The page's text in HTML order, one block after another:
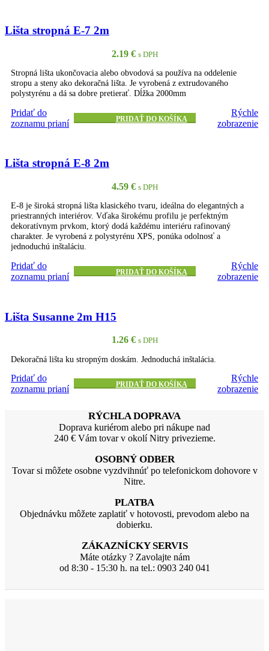
Lišta stropná E-7 2m
2.19 € s DPH
Stropná lišta ukončovacia alebo obvodová sa používa na oddelenie
stropu a steny ako dekoračná lišta. Je vyrobená z extrudovaného
polystyrénu a dá sa dobre pretierať. Dĺžka 2000mm
Pridať do
zoznamu prianí
PRIDAŤ DO KOŠÍKA
Rýchle
zobrazenie
Lišta stropná E-8 2m
4.59 € s DPH
E-8 je široká stropná lišta klasického tvaru, ideálna do elegantných a
priestranných interiérov. Vďaka širokému profilu je perfektným
dekoratívnym prvkom, ktorý dodá každému interiéru rafinovaný
charakter. Je vyrobená z polystyrénu XPS, ponúka odolnosť a
jednoduchú inštaláciu.
Pridať do
zoznamu prianí
PRIDAŤ DO KOŠÍKA
Rýchle
zobrazenie
Lišta Susanne 2m H15
1.26 € s DPH
Dekoračná lišta ku stropným doskám. Jednoduchá inštalácia.
Pridať do
zoznamu prianí
PRIDAŤ DO KOŠÍKA
Rýchle
zobrazenie
RÝCHLA DOPRAVA
Doprava kuriérom alebo pri nákupe nad
240 € Vám tovar v okolí Nitry privezieme.
OSOBNÝ ODBER
Tovar si môžete osobne vyzdvihnúť po telefonickom dohovore v
Nitre.
PLATBA
Objednávku môžete zaplatiť v hotovosti, prevodom alebo na
dobierku.
ZÁKAZNÍCKY SERVIS
Máte otázky ? Zavolajte nám
od 8:30 - 15:30 h. na tel.: 0903 240 041